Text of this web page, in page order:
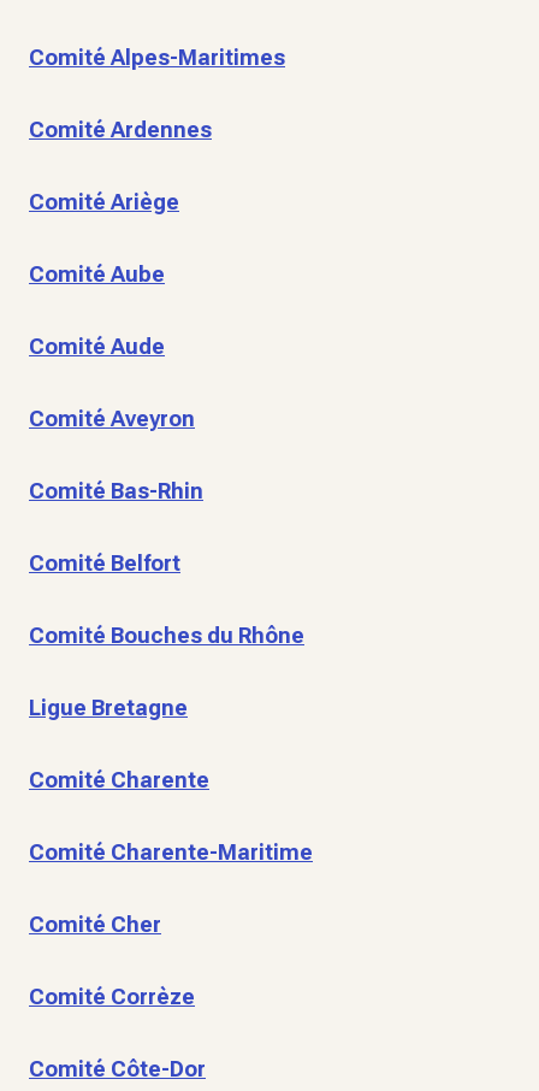
Comité Alpes-Maritimes
Comité Ardennes
Comité Ariège
Comité Aube
Comité Aude
Comité Aveyron
Comité Bas-Rhin
Comité Belfort
Comité Bouches du Rhône
Ligue Bretagne
Comité Charente
Comité Charente-Maritime
Comité Cher
Comité Corrèze
Comité Côte-Dor